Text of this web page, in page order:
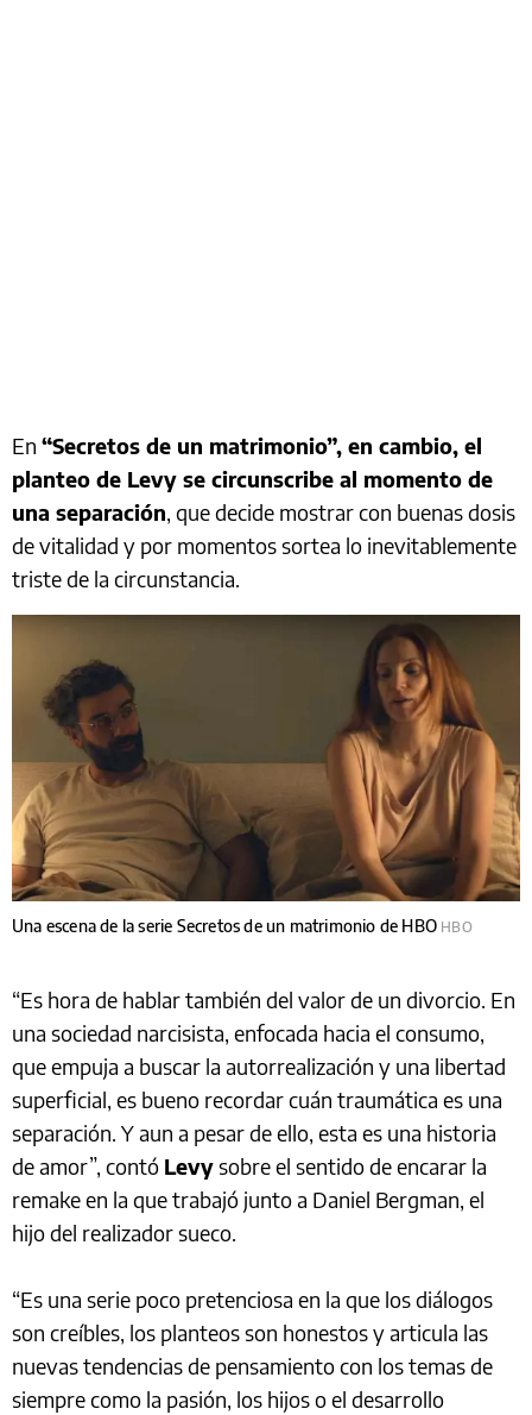
En “Secretos de un matrimonio”, en cambio, el
planteo de Levy se circunscribe al momento de
una separación, que decide mostrar con buenas dosis
de vitalidad y por momentos sortea lo inevitablemente
triste de la circunstancia.
Una escena de la serie Secretos de un matrimonio de HBO HBO
“Es hora de hablar también del valor de un divorcio. En
una sociedad narcisista, enfocada hacia el consumo,
que empuja a buscar la autorrealización y una libertad
superficial, es bueno recordar cuán traumática es una
separación. Y aun a pesar de ello, esta es una historia
de amor”, contó Levysobre el sentido de encarar la
remake en la que trabajó junto a Daniel Bergman, el
hijo del realizador sueco.
“Es una serie poco pretenciosa en la que los diálogos
son creíbles, los planteos son honestos y articula las
nuevas tendencias de pensamiento con los temas de
siempre como la pasión, los hijos o el desarrollo